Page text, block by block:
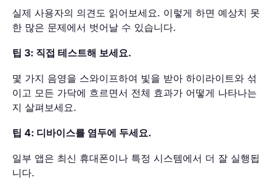
실제 사용자의 의견도 읽어보세요. 이렇게 하면 예상치 못
한 많은 문제에서 벗어날 수 있습니다.
팁 3: 직접 테스트해 보세요.
몇 가지 음영을 스와이프하여 빛을 받아 하이라이트와 섞
이고 모든 가닥에 흐르면서 전체 효과가 어떻게 나타나는
지 살펴보세요.
팁 4: 디바이스를 염두에 두세요.
일부 앱은 최신 휴대폰이나 특정 시스템에서 더 잘 실행됩
니다.